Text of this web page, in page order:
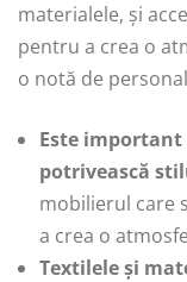
materialele, și
pentru a crea o
o notă de
Este important
potrivească
mobilierul care
a crea o
Textilele și